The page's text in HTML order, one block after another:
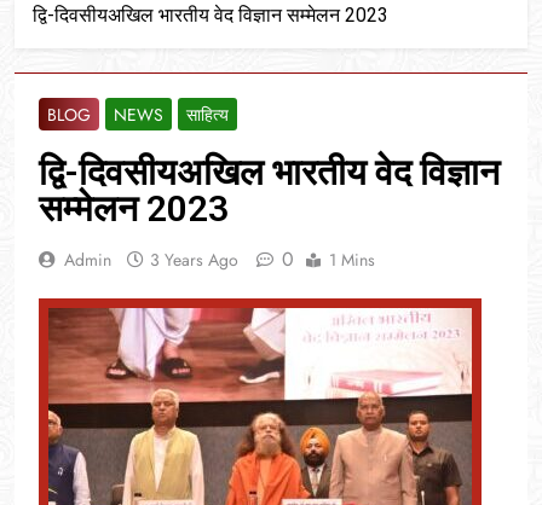
द्वि-दिवसीयअखिल भारतीय वेद विज्ञान सम्मेलन 2023
BLOG NEWS साहित्य
द्वि-दिवसीयअखिल भारतीय वेद विज्ञान
सम्मेलन 2023
Admin 3 Years Ago 0 1 Mins